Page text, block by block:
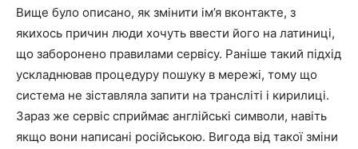
Вище було описано, як змінити ім’я вконтакте, з
якихось причин люди хочуть ввести його на латиниці,
що заборонено правилами сервісу. Раніше такий підхід
ускладнював процедуру пошуку в мережі, тому що
система не зіставляла запити на трансліті і кирилиці.
Зараз же сервіс сприймає англійські символи, навіть
якщо вони написані російською. Вигода від такої зміни